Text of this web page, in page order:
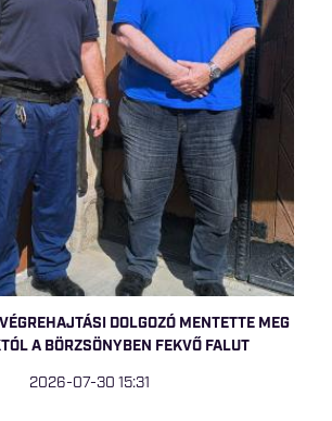
DOLGOZÓ MENTETTE MEG
A BÖRZSÖNYBEN FEKVŐ FALUT
2026-07-30 15:31